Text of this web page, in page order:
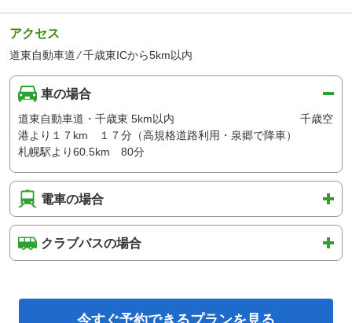
アクセス
道東自動車道 ⁄ 千歳東ICから5km以内
車の場合
道東自動車道・千歳東 5km以内 千歳空
港より１７km １７分（高規格道路利用・泉郷で降車）
札幌駅より60.5km 80分
電車の場合
クラブバスの場合